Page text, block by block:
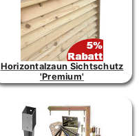
Horizontalzaun Sichtschutz
'Premium'